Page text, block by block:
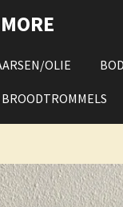
OLIE